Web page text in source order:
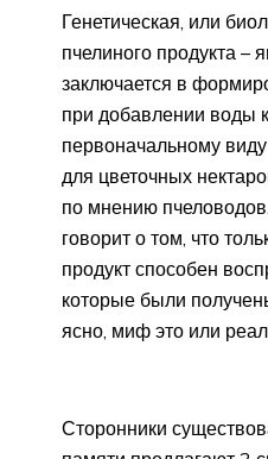
Генетическая, или
пчелиного продукта –
заключается в
при добавлении воды
первоначальному
для цветочных
по мнению
говорит о том, что
продукт способен
которые были
ясно, миф это или
Сторонники